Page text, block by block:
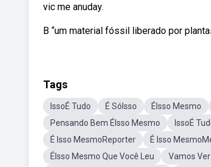
vic me anuday.
B “um material fóssil liberado por
Tags
IssoÉ Tudo É SóIsso ÉIsso Mesmo
Pensando Bem ÉIsso Mesmo
IssoÉ
É Isso MesmoReporter
É Isso
ÉIsso Mesmo Que Você Leu
Vamos